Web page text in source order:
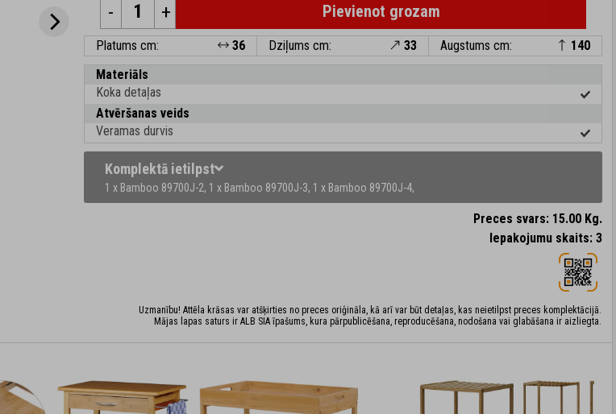
- + Pievienot grozam
Platums cm: 36 Dziļums cm: 33 Augstums cm:
140
Materiāls
Koka detaļas
Atvēršanas veids
Veramas durvis
Komplektā ietilpst
1 x Bamboo 89700J-2, 1 x Bamboo 89700J-3, 1 x Bamboo 89700J-4,
Preces svars: 15.00 Kg.
Iepakojumu skaits: 3
Uzmanību! Attēla krāsas var atšķirties no preces oriģināla, kā arī var būt detaļas, kas neietilpst preces komplektācijā.
Mājas lapas saturs ir ALB SIA īpašums, kura pārpublicēšana, reproducēšana, nodošana vai glabāšana ir aizliegta.